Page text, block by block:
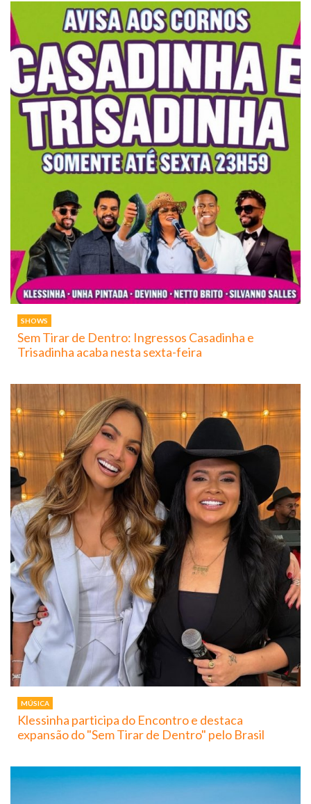
SHOWS
Sem Tirar de Dentro: Ingressos Casadinha e
Trisadinha acaba nesta sexta-feira
MÚSICA
Klessinha participa do Encontro e destaca
expansão do "Sem Tirar de Dentro" pelo Brasil